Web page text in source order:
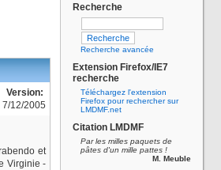
Version:
7/12/2005
et
Virginie -
Recherche
Recherche avancée
Extension Firefox/IE7
recherche
Téléchargez l'extension
Firefox pour rechercher sur
LMDMF.net
Citation LMDMF
Par les milles paquets de
pâtes d'un mille pattes !
M. Meuble